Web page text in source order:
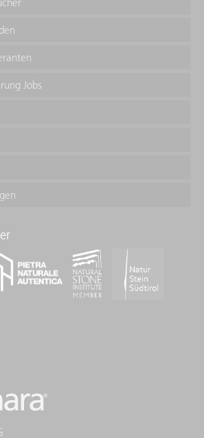
Jobs